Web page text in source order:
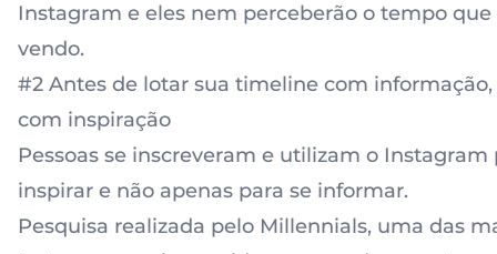
Instagram e eles nem perceberão o tempo
vendo.
#2 Antes de lotar sua timeline com
com inspiração
Pessoas se inscreveram e utilizam o Instagram
inspirar e não apenas para se informar.
Pesquisa realizada pelo Millennials, uma das